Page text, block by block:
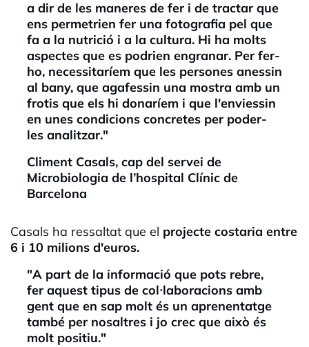
a dir de les maneres de fer i de tractar que
ens permetrien fer una fotografia pel que
fa a la nutrició i a la cultura. Hi ha molts
aspectes que es podrien engranar. Per fer-
ho, necessitaríem que les persones anessin
al bany, que agafessin una mostra amb un
frotis que els hi donaríem i que l'enviessin
en unes condicions concretes per poder-
les analitzar."
Climent Casals, cap del servei de
Microbiologia de l’hospital Clínic de
Barcelona
Casals ha ressaltat que el projecte costaria entre
6 i 10 milions d'euros.
"A part de la informació que pots rebre,
fer aquest tipus de col·laboracions amb
gent que en sap molt és un aprenentatge
també per nosaltres i jo crec que això és
molt positiu."